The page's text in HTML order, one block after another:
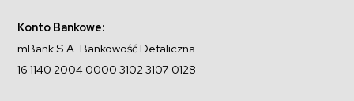
Konto Bankowe:
mBank S.A. Bankowość Detaliczna
16 1140 2004 0000 3102 3107 0128